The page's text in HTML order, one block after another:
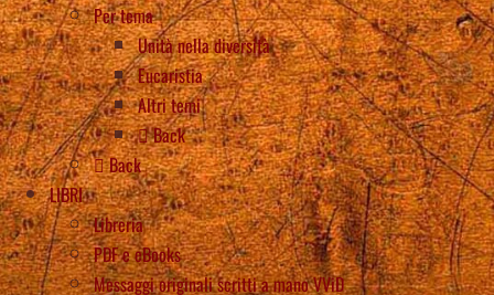
Per tema
Unità nella diversità
Eucaristia
Altri temi
Back
Back
LIBRI
Libreria
PDF e eBooks
Messaggi originali scritti a mano VViD